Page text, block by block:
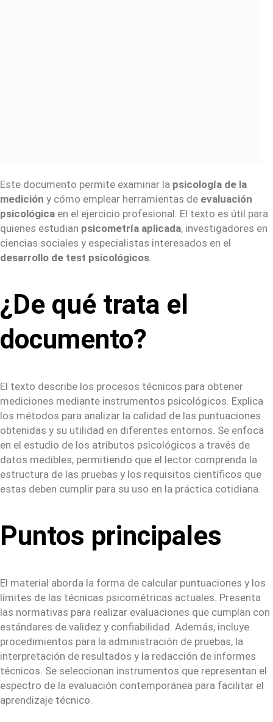
Este documento permite examinar la psicología de la
medición y cómo emplear herramientas de evaluación
psicológica en el ejercicio profesional. El texto es útil para
quienes estudian psicometría aplicada, investigadores en
ciencias sociales y especialistas interesados en el
desarrollo de test psicológicos.
¿De qué trata el
documento?
El texto describe los procesos técnicos para obtener
mediciones mediante instrumentos psicológicos. Explica
los métodos para analizar la calidad de las puntuaciones
obtenidas y su utilidad en diferentes entornos. Se enfoca
en el estudio de los atributos psicológicos a través de
datos medibles, permitiendo que el lector comprenda la
estructura de las pruebas y los requisitos científicos que
estas deben cumplir para su uso en la práctica cotidiana.
Puntos principales
El material aborda la forma de calcular puntuaciones y los
límites de las técnicas psicométricas actuales. Presenta
las normativas para realizar evaluaciones que cumplan con
estándares de validez y confiabilidad. Además, incluye
procedimientos para la administración de pruebas, la
interpretación de resultados y la redacción de informes
técnicos. Se seleccionan instrumentos que representan el
espectro de la evaluación contemporánea para facilitar el
aprendizaje técnico.